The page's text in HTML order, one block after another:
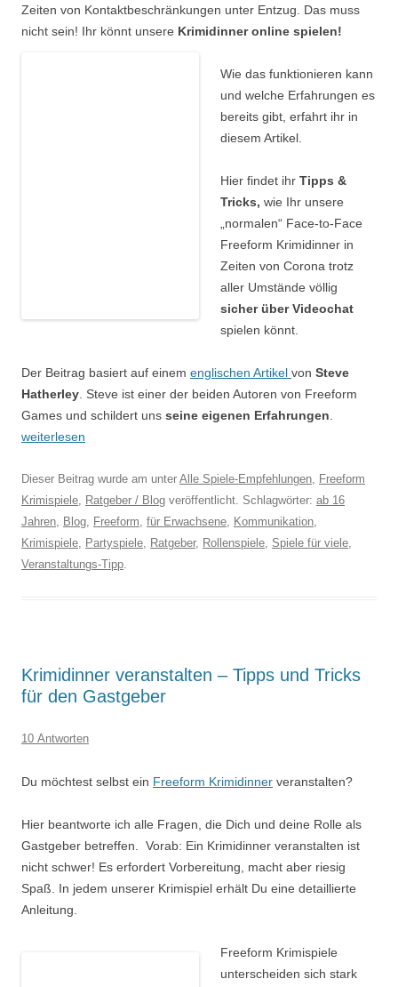
Zeiten von Kontaktbeschränkungen unter Entzug. Das muss
nicht sein! Ihr könnt unsere Krimidinneronline spielen!
Wie das funktionieren kann
und welche Erfahrungen es
bereits gibt, erfahrt ihr in
diesem Artikel.
Hier findet ihr Tipps &
Tricks, wie Ihr unsere
„normalen“ Face-to-Face
Freeform Krimidinner in
Zeiten von Corona trotz
aller Umstände völlig
sicher über Videochat
spielen könnt.
Der Beitrag basiert auf einem englischen Artikel von Steve
Hatherley. Steve ist einer der beiden Autoren von Freeform
Games und schildert uns seine eigenen Erfahrungen.
weiterlesen
Dieser Beitrag wurde am unter Alle Spiele-Empfehlungen, Freeform
Krimispiele, Ratgeber / Blog veröffentlicht. Schlagwörter: ab 16
Jahren, Blog, Freeform, für Erwachsene, Kommunikation,
Krimispiele, Partyspiele, Ratgeber, Rollenspiele, Spiele für viele,
Veranstaltungs-Tipp.
Krimidinner veranstalten – Tipps und Tricks
für den Gastgeber
10 Antworten
Du möchtest selbst ein Freeform Krimidinner veranstalten?
Hier beantworte ich alle Fragen, die Dich und deine Rolle als
Gastgeber betreffen. Vorab: Ein Krimidinner veranstalten ist
nicht schwer! Es erfordert Vorbereitung, macht aber riesig
Spaß. In jedem unserer Krimispiel erhält Du eine detaillierte
Anleitung.
Freeform Krimispiele
unterscheiden sich stark